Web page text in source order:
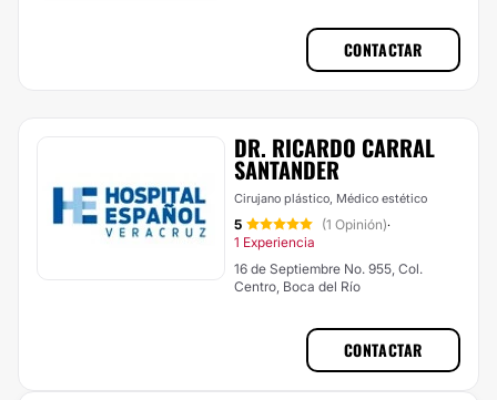
CONTACTAR
DR. RICARDO CARRAL
SANTANDER
Cirujano plástico, Médico estético
5 (1 Opinión)·
1 Experiencia
16 de Septiembre No. 955, Col.
Centro, Boca del Río
CONTACTAR